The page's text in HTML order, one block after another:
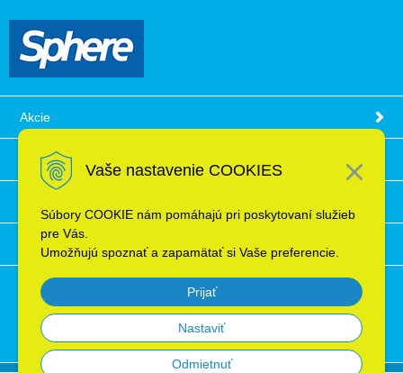
Vaše nastavenie COOKIES
Súbory COOKIE nám pomáhajú pri poskytovaní služieb
pre Vás.
Umožňujú spoznať a zapamätať si Vaše preferencie.
Prijať
Nastaviť
Odmietnuť
Akcie
Obchodné podmienky
Ochrana osobných údajov